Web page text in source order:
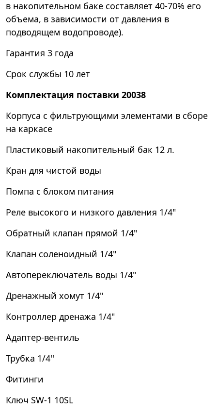
в накопительном баке составляет 40-70% его
объема, в зависимости от давления в
подводящем водопроводе).
Гарантия 3 года
Срок службы 10 лет
Комплектация поставки 20038
Корпуса с фильтрующими элементами в сборе
на каркасе
Пластиковый накопительный бак 12 л.
Кран для чистой воды
Помпа с блоком питания
Реле высокого и низкого давления 1/4"
Обратный клапан прямой 1/4"
Клапан соленоидный 1/4"
Автопереключатель воды 1/4"
Дренажный хомут 1/4"
Контроллер дренажа 1/4"
Адаптер-вентиль
Трубка 1/4''
Фитинги
Ключ SW-1 10SL